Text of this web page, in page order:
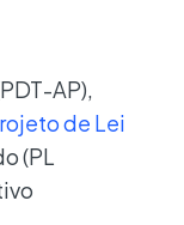
AP),
de Lei
(PL